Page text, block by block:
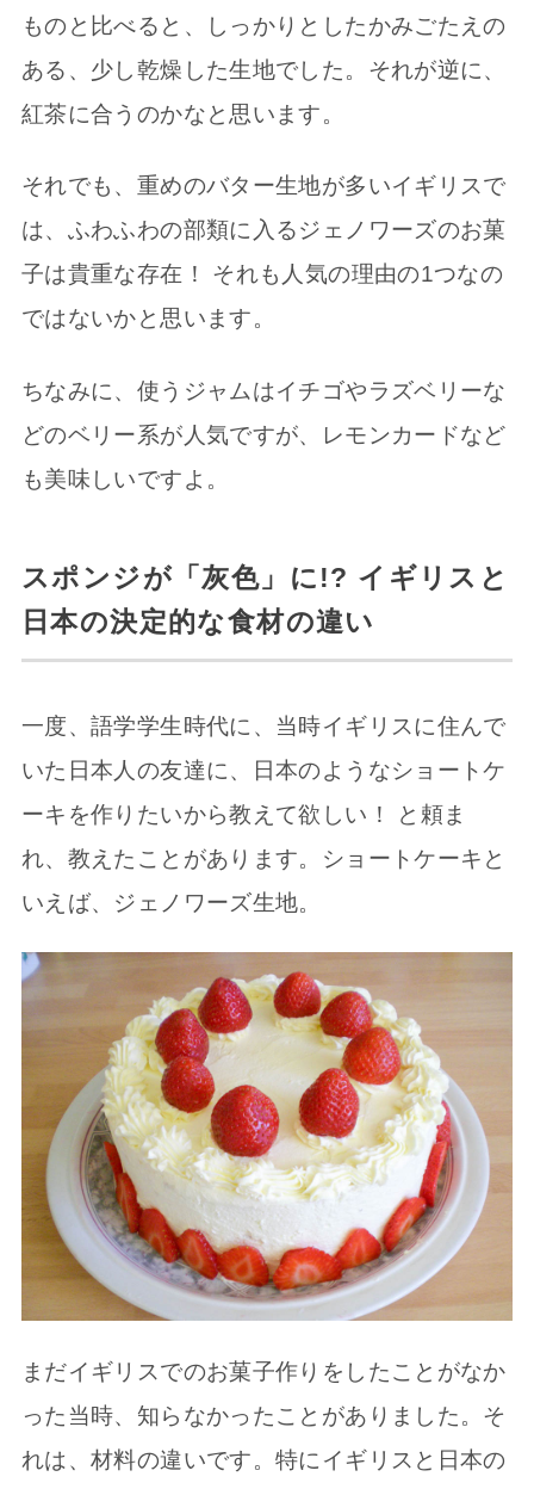
ものと比べると、しっかりとしたかみごたえの
ある、少し乾燥した生地でした。それが逆に、
紅茶に合うのかなと思います。
それでも、重めのバター生地が多いイギリスで
は、ふわふわの部類に入るジェノワーズのお菓
子は貴重な存在！ それも人気の理由の1つなの
ではないかと思います。
ちなみに、使うジャムはイチゴやラズベリーな
どのベリー系が人気ですが、レモンカードなど
も美味しいですよ。
スポンジが「灰色」に!? イギリスと
日本の決定的な食材の違い
一度、語学学生時代に、当時イギリスに住んで
いた日本人の友達に、日本のようなショートケ
ーキを作りたいから教えて欲しい！ と頼ま
れ、教えたことがあります。ショートケーキと
いえば、ジェノワーズ生地。
まだイギリスでのお菓子作りをしたことがなか
った当時、知らなかったことがありました。そ
れは、材料の違いです。特にイギリスと日本の